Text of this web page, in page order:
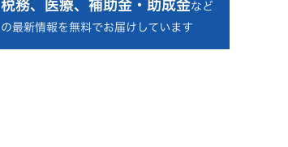
小規模事業者持続化補助金 RPA
確定拠出年金 確定申告 源泉徴収